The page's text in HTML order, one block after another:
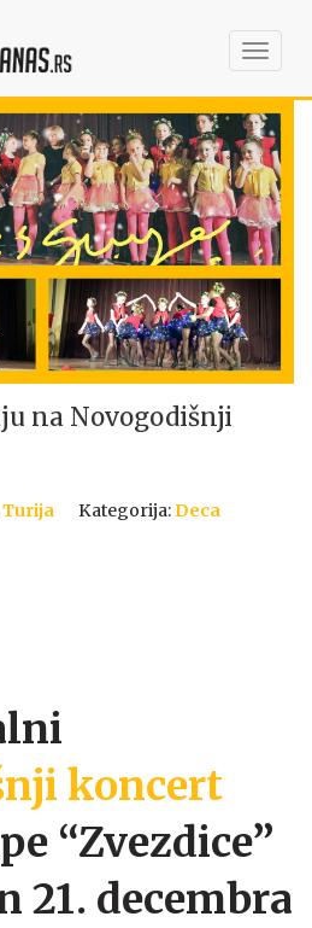
na Novogodišnji
Turija Kategorija: Deca
koncert
“Zvezdice”
21. decembra